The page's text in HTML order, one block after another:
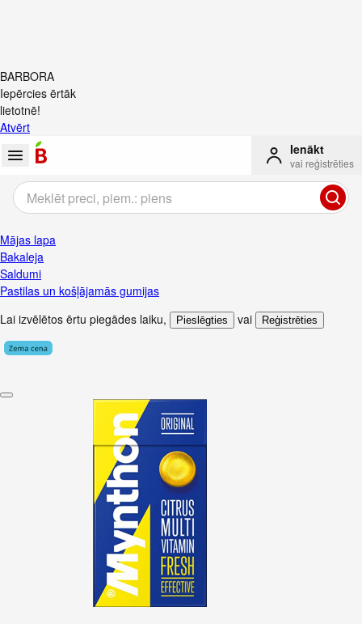
BARBORA
Iepērcies ērtāk
lietotnē!
Atvērt
Ienākt
vai reģistrēties
Mājas lapa
Bakaleja
Saldumi
Pastilas un košļājamās gumijas
Lai izvēlētos ērtu piegādes laiku, Pieslēgties vai Reģistrēties